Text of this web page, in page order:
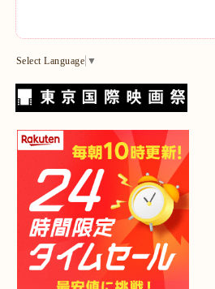
Select Language ▼